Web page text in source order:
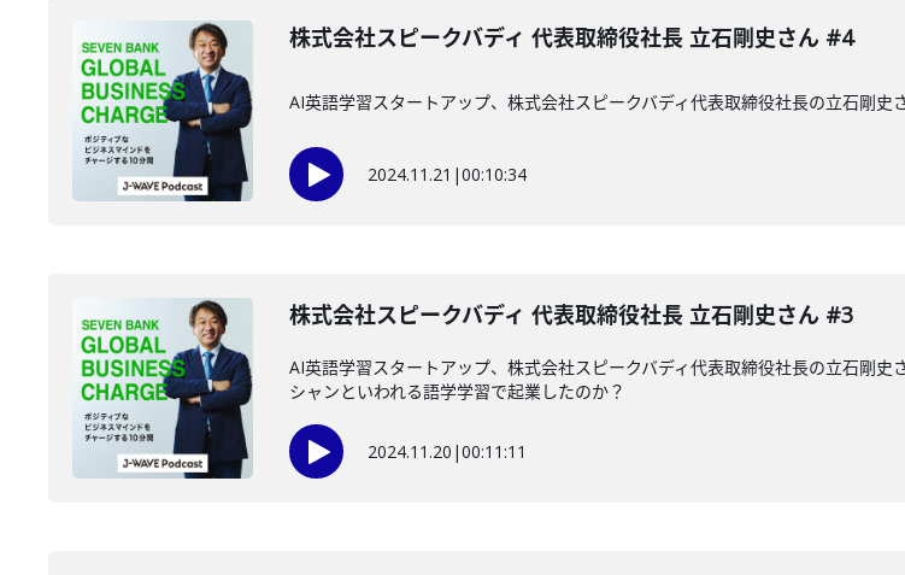
株式会社スピークバディ 代表取締役社長 立石剛史さん #4
AI英語学習スタートアップ、株式会社スピークバディ代表取締役社長の立石剛
2024.11.21 |00:10:34
株式会社スピークバディ 代表取締役社長 立石剛史さん #3
AI英語学習スタートアップ、株式会社スピークバディ代表取締役社長の立石剛
シャンといわれる語学学習で起業したのか？
2024.11.20 |00:11:11